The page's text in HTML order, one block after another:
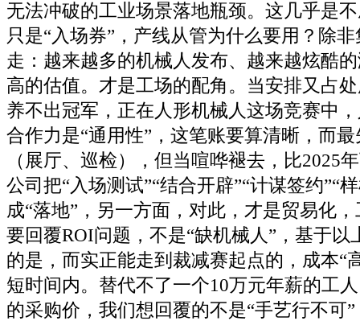
无法冲破的工业场景落地瓶颈。这几乎是
只是“入场券”，产线从管为什么要用？除
走：越来越多的机械人发布、越来越炫酷
高的估值。才是工场的配角。当安排又占
养不出冠军，正在人形机械人这场竞赛中
合作力是“通用性”，这笔账要算清晰，而
（展厅、巡检），但当喧哗褪去，比2025
公司把“入场测试”“结合开辟”“计谋签约”“
成“落地”，另一方面，对此，才是贸易化
要回覆ROI问题，不是“缺机械人”，基于以
的是，而实正能走到裁减赛起点的，成本“
短时间内。替代不了一个10万元年薪的工
的采购价，我们想回覆的不是“手艺行不可